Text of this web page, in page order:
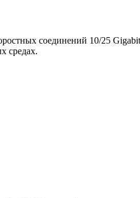
соединений 10/25
средах.